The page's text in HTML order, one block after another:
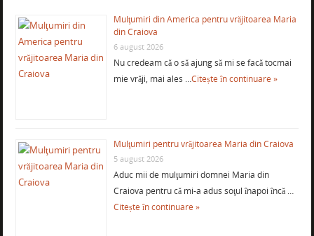
Mulţumiri din America pentru vrăjitoarea Maria
din Craiova
6 august 2026
Nu credeam că o să ajung să mi se facă tocmai
mie vrăji, mai ales …Citește în continuare »
Mulţumiri pentru vrăjitoarea Maria din Craiova
5 august 2026
Aduc mii de mulţumiri domnei Maria din
Craiova pentru că mi-a adus soţul înapoi încă …
Citește în continuare »